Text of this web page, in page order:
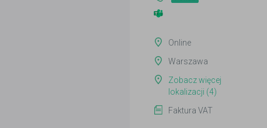
Online
Warszawa
Zobacz więcej
lokalizacji (4)
Faktura VAT